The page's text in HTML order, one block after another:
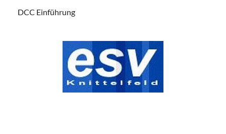
DCC Einführung